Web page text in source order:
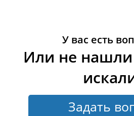
У вас есть
Или не нашли
Задать